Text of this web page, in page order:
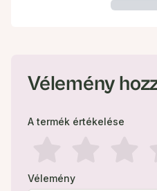
Vélemény
A termék értékelése
Vélemény